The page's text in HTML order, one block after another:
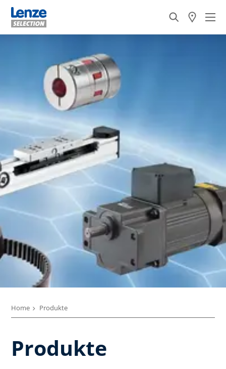
Home Produkte
Produkte